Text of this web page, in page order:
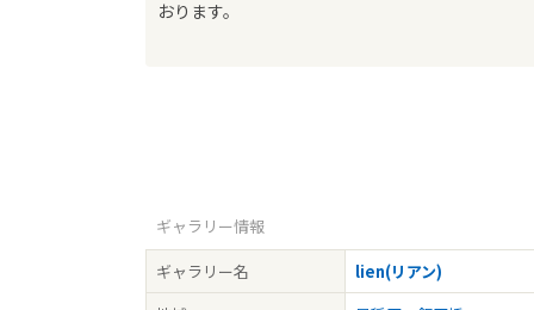
おります。
ギャラリー情報
ギャラリー名
lien(リアン)